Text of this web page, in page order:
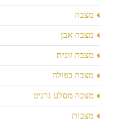
מצבה
מצבה אבן
מצבה זוגית
מצבה כפולה
מצבה מסלע גרניט
מצבות